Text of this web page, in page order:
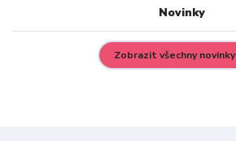
Novinky
Zobrazit všechny novinky